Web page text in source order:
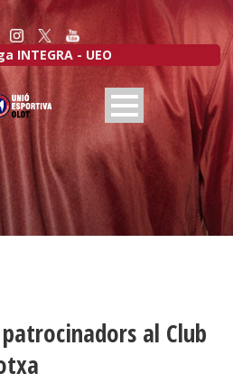
INTEGRA - UEO
al Club